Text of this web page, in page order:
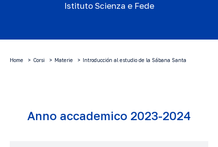
Istituto Scienza e Fede
Home Corsi Materie Introducción al estudio de la Sábana Santa
Anno accademico 2023-2024